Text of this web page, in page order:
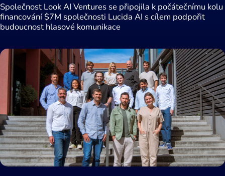
Společnost Look AI Ventures se připojila k počátečnímu kolu
financování $7M společnosti Lucida AI s cílem podpořit
budoucnost hlasové komunikace